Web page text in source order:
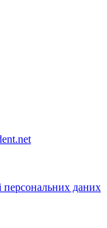
персональних даних